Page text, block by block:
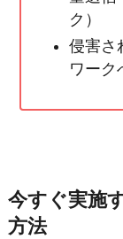
ク）
侵害さ
ワーク
今すぐ実施
方法